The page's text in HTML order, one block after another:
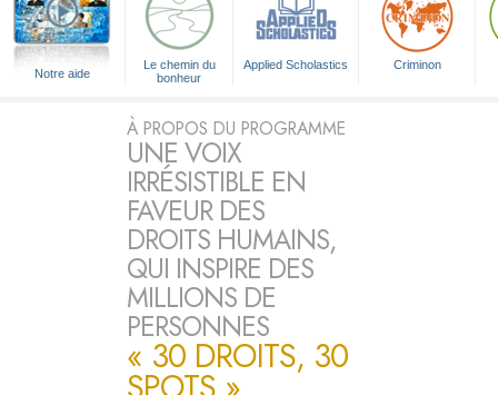
Notre aide
Le chemin du
bonheur
Applied Scholastics Criminon
À PROPOS DU PROGRAMME
UNE VOIX
IRRÉSISTIBLE EN
FAVEUR DES
DROITS HUMAINS,
QUI INSPIRE DES
MILLIONS DE
PERSONNES
« 30 DROITS, 30